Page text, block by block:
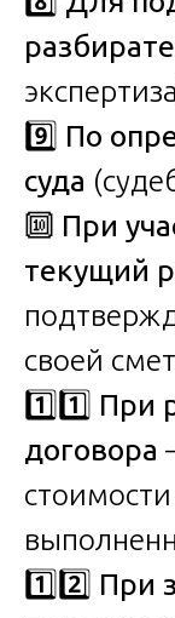
9️⃣ По
суда
🔟 При
текущий
своей
1️⃣1️⃣ При
договора
1️⃣2️⃣ При